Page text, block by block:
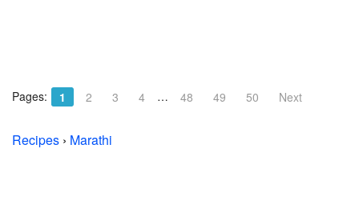
Pages: 1 2 3 4 … 48 49 50 Next
Recipes › Marathi